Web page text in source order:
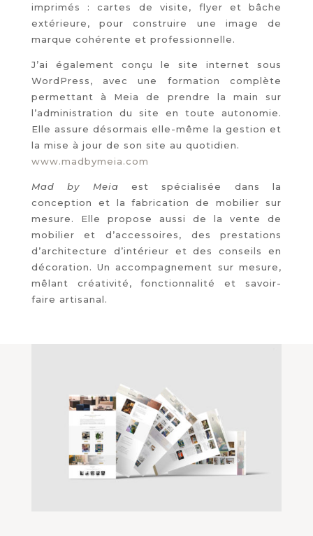
imprimés : cartes de visite, flyer et bâche
extérieure, pour construire une image de
marque cohérente et professionnelle.
J’ai également conçu le site internet sous
WordPress, avec une formation complète
permettant à Meia de prendre la main sur
l’administration du site en toute autonomie.
Elle assure désormais elle-même la gestion et
la mise à jour de son site au quotidien.
www.madbymeia.com
Mad by Meia est spécialisée dans la
conception et la fabrication de mobilier sur
mesure. Elle propose aussi de la vente de
mobilier et d’accessoires, des prestations
d’architecture d’intérieur et des conseils en
décoration. Un accompagnement sur mesure,
mêlant créativité, fonctionnalité et savoir-
faire artisanal.